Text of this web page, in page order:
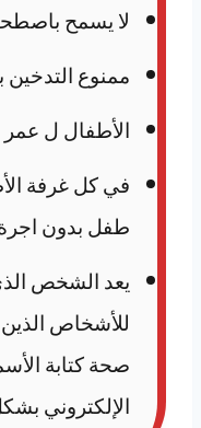
لا يسمح
ممنوع
الأطفال ل
طفل بدون
يعد الشخص
للأشخاص
صحة كتابة
الإلكتروني